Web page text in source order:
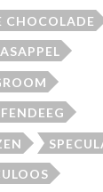
CHOCOLADE